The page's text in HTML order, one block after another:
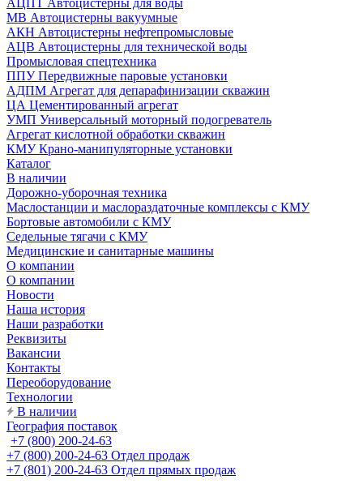
АЦПТ Автоцистерны для воды
МВ Автоцистерны вакуумные
АКН Автоцистерны нефтепромысловые
АЦВ Автоцистерны для технической воды
Промысловая спецтехника
ППУ Передвижные паровые установки
АДПМ Агрегат для депарафинизации скважин
ЦА Цементированный агрегат
УМП Универсальный моторный подогреватель
Агрегат кислотной обработки скважин
КМУ Крано-манипуляторные установки
Каталог
В наличии
Дорожно-уборочная техника
Маслостанции и маслораздаточные комплексы с КМУ
Бортовые автомобили с КМУ
Седельные тягачи с КМУ
Медицинские и санитарные машины
О компании
О компании
Новости
Наша история
Наши разработки
Реквизиты
Вакансии
Контакты
Переоборудование
Технологии
В наличии
География поставок
+7 (800) 200-24-63
+7 (800) 200-24-63 Отдел продаж
+7 (801) 200-24-63 Отдел прямых продаж